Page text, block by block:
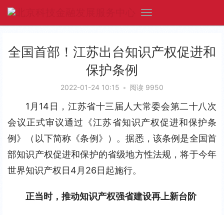
全国首部！江苏出台知识产权促进和
保护条例
2022-01-24 10:15 • 阅读 9950
1月14日，江苏省十三届人大常委会第二十八次
会议正式审议通过《江苏省知识产权促进和保护条
例》（以下简称《条例》）。据悉，该条例是全国首
部知识产权促进和保护的省级地方性法规，将于今年
世界知识产权日4月26日起施行。
正当时，推动知识产权强省建设再上新台阶